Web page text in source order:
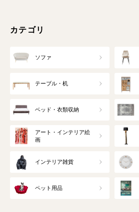
カテゴリ
ソファ
テーブル・机
ベッド・衣類収納
アート・インテリア絵
画
インテリア雑貨
ペット用品